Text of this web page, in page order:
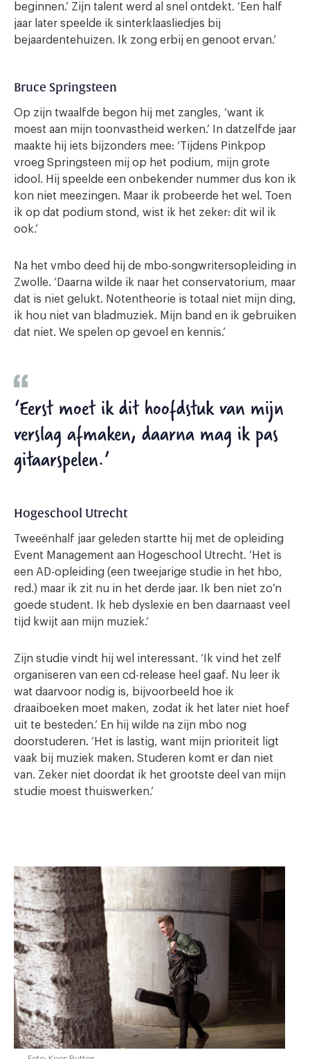
beginnen.’ Zijn talent werd al snel ontdekt. ‘Een half
jaar later speelde ik sinterklaasliedjes bij
bejaardentehuizen. Ik zong erbij en genoot ervan.’
Bruce Springsteen
Op zijn twaalfde begon hij met zangles, ‘want ik
moest aan mijn toonvastheid werken.’ In datzelfde jaar
maakte hij iets bijzonders mee: ‘Tijdens Pinkpop
vroeg Springsteen mij op het podium, mijn grote
idool. Hij speelde een onbekender nummer dus kon ik
kon niet meezingen. Maar ik probeerde het wel. Toen
ik op dat podium stond, wist ik het zeker: dit wil ik
ook.’
Na het vmbo deed hij de mbo-songwritersopleiding in
Zwolle. ‘Daarna wilde ik naar het conservatorium, maar
dat is niet gelukt. Notentheorie is totaal niet mijn ding,
ik hou niet van bladmuziek. Mijn band en ik gebruiken
dat niet. We spelen op gevoel en kennis.’
‘Eerst moet ik dit hoofdstuk van mijn
verslag afmaken, daarna mag ik pas
gitaarspelen.’
Hogeschool Utrecht
Tweeënhalf jaar geleden startte hij met de opleiding
Event Management aan Hogeschool Utrecht. ‘Het is
een AD-opleiding (een tweejarige studie in het hbo,
red.) maar ik zit nu in het derde jaar. Ik ben niet zo’n
goede student. Ik heb dyslexie en ben daarnaast veel
tijd kwijt aan mijn muziek.’
Zijn studie vindt hij wel interessant. ‘Ik vind het zelf
organiseren van een cd-release heel gaaf. Nu leer ik
wat daarvoor nodig is, bijvoorbeeld hoe ik
draaiboeken moet maken, zodat ik het later niet hoef
uit te besteden.’ En hij wilde na zijn mbo nog
doorstuderen. ‘Het is lastig, want mijn prioriteit ligt
vaak bij muziek maken. Studeren komt er dan niet
van. Zeker niet doordat ik het grootste deel van mijn
studie moest thuiswerken.’